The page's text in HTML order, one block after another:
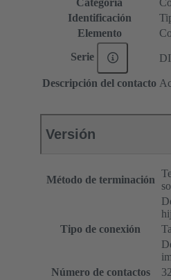
Identificación
Elemento
Serie
Descripción del contacto
Versión
Método de terminación
Tipo de conexión
Número de contactos
32